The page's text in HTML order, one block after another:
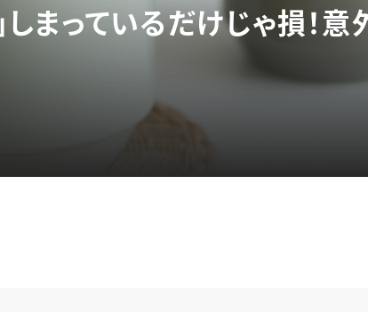
しまっているだけじゃ損！